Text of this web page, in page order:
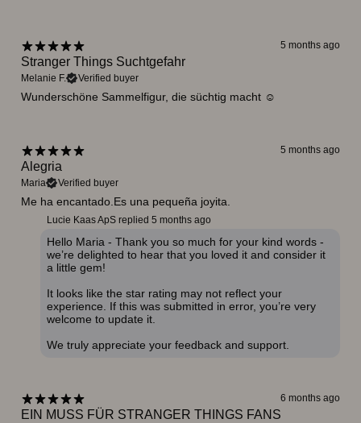
5 months ago
Stranger Things Suchtgefahr
Melanie F. Verified buyer
Wunderschöne Sammelfigur, die süchtig macht ☺️
5 months ago
Alegria
Maria Verified buyer
Me ha encantado.Es una pequeña joyita.
Lucie Kaas ApS replied 5 months ago
Hello Maria - Thank you so much for your kind words -
we’re delighted to hear that you loved it and consider it
a little gem!
It looks like the star rating may not reflect your
experience. If this was submitted in error, you’re very
welcome to update it.
We truly appreciate your feedback and support.
6 months ago
EIN MUSS FÜR STRANGER THINGS FANS